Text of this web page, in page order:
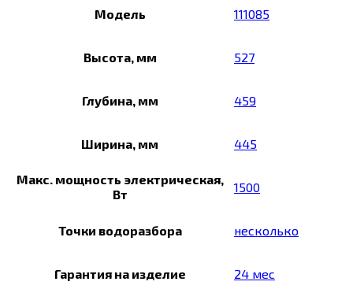
Модель 111085
Высота, мм 527
Глубина, мм 459
Ширина, мм 445
Макс. мощность электрическая,
Вт
1500
Точки водоразбора несколько
Гарантия на изделие 24 мес